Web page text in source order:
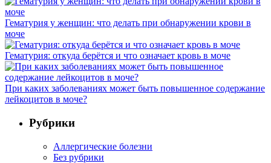
Гематурия у женщин: что делать при обнаружении крови в
моче
Гематурия: откуда берётся и что означает кровь в моче
При каких заболеваниях может быть повышенное содержание
лейкоцитов в моче?
Рубрики
Аллергические болезни
Без рубрики